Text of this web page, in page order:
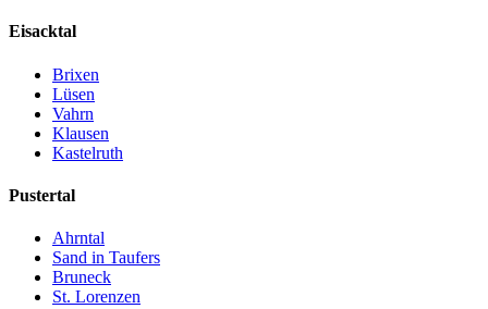
Eisacktal
Brixen
Lüsen
Vahrn
Klausen
Kastelruth
Pustertal
Ahrntal
Sand in Taufers
Bruneck
St. Lorenzen